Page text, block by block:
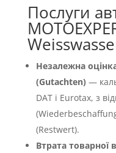
Послуги
Незалежна
(Gutachten) —
DAT і Eurotax, з
(Restwert).
Втрата товарної